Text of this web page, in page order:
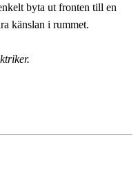
byta ut fronten till en
känslan i rummet.